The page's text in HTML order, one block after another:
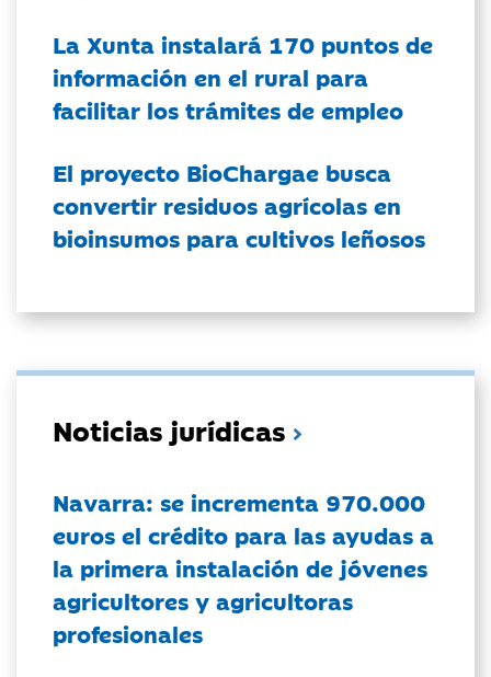
La Xunta instalará 170 puntos de
información en el rural para
facilitar los trámites de empleo
El proyecto BioChargae busca
convertir residuos agrícolas en
bioinsumos para cultivos leñosos
Noticias jurídicas
Navarra: se incrementa 970.000
euros el crédito para las ayudas a
la primera instalación de jóvenes
agricultores y agricultoras
profesionales